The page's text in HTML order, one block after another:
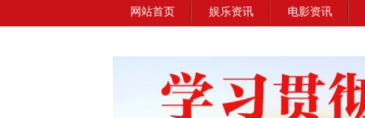
网站首页 娱乐资讯 电影资讯